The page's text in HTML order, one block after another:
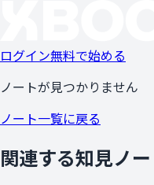
ログイン無料で始める
ノートが見つかりません
ノート一覧に戻る
関連する知見ノ